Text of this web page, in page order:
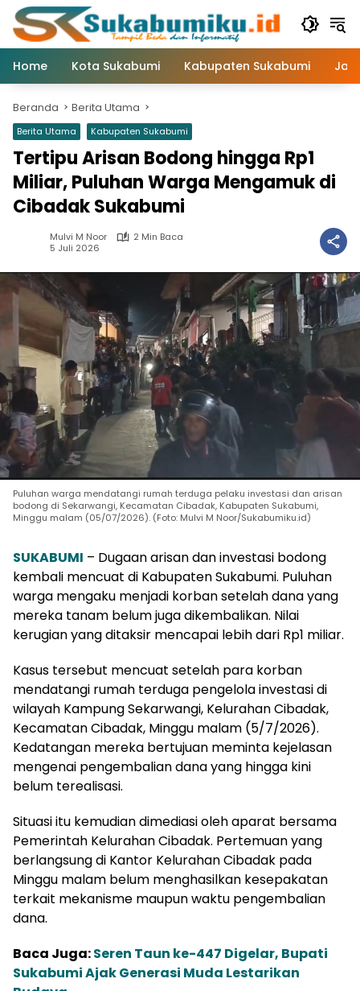
Langsung
konten
Home
Kota Sukabumi Kabupaten Sukabumi
Beranda Berita Utama
Berita Utama Kabupaten Sukabumi
Tertipu Arisan Bodong hingga Rp1
Miliar, Puluhan Warga Mengamuk di
Cibadak Sukabumi
Mulvi M Noor
2 Min Baca
5 Juli 2026
Puluhan warga mendatangi rumah terduga pelaku investasi dan arisan
bodong di Sekarwangi, Kecamatan Cibadak, Kabupaten Sukabumi,
Minggu malam (05/07/2026). (Foto: Mulvi M Noor/Sukabumiku.id)
SUKABUMI – Dugaan arisan dan investasi bodong
kembali mencuat di Kabupaten Sukabumi. Puluhan
warga mengaku menjadi korban setelah dana yang
mereka tanam belum juga dikembalikan. Nilai
kerugian yang ditaksir mencapai lebih dari Rp1 miliar.
Kasus tersebut mencuat setelah para korban
mendatangi rumah terduga pengelola investasi di
wilayah Kampung Sekarwangi, Kelurahan Cibadak,
Kecamatan Cibadak, Minggu malam (5/7/2026).
Kedatangan mereka bertujuan meminta kejelasan
mengenai pengembalian dana yang hingga kini
belum terealisasi.
Situasi itu kemudian dimediasi oleh aparat bersama
Pemerintah Kelurahan Cibadak. Pertemuan yang
berlangsung di Kantor Kelurahan Cibadak pada
Minggu malam belum menghasilkan kesepakatan
terkait mekanisme maupun waktu pengembalian
dana.
Baca Juga:Seren Taun ke-447 Digelar, Bupati
Sukabumi Ajak Generasi Muda Lestarikan